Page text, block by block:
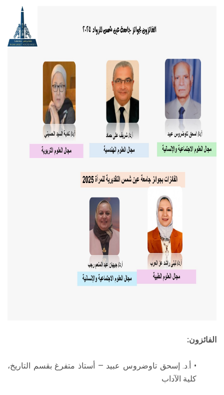
الفائزون:
• أ.د. إسحق تاوضروس عبيد — أستاذ متفرغ بقسم التاريخ،
كلية الآداب